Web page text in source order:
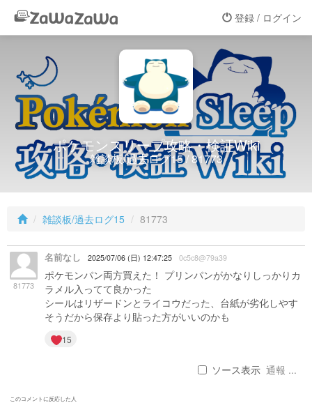
登録 / ログイン
ポケモンスリープ攻略・検証Wiki
雑談板/過去ログ15 / 81773
雑談板/過去ログ15 81773
81773
名前なし 2025/07/06 (日) 12:47:25 0c5c8@79a39
ポケモンパン両方買えた！ プリンパンがかなりしっかりカ
ラメル入ってて良かった
シールはリザードンとライコウだった、台紙が劣化しやす
そうだから保存より貼った方がいいのかも
15
ソース表示 通報 ...
このコメントに反応した人